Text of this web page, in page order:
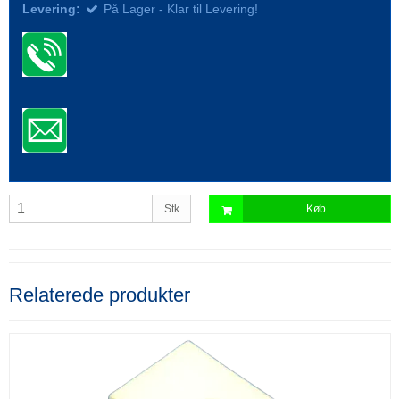
Levering: På Lager - Klar til Levering!
Stk Køb
Relaterede produkter